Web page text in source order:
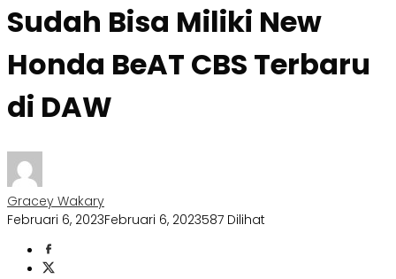
Sudah Bisa Miliki New
Honda BeAT CBS Terbaru
di DAW
Gracey Wakary
Februari 6, 2023Februari 6, 2023587 Dilihat